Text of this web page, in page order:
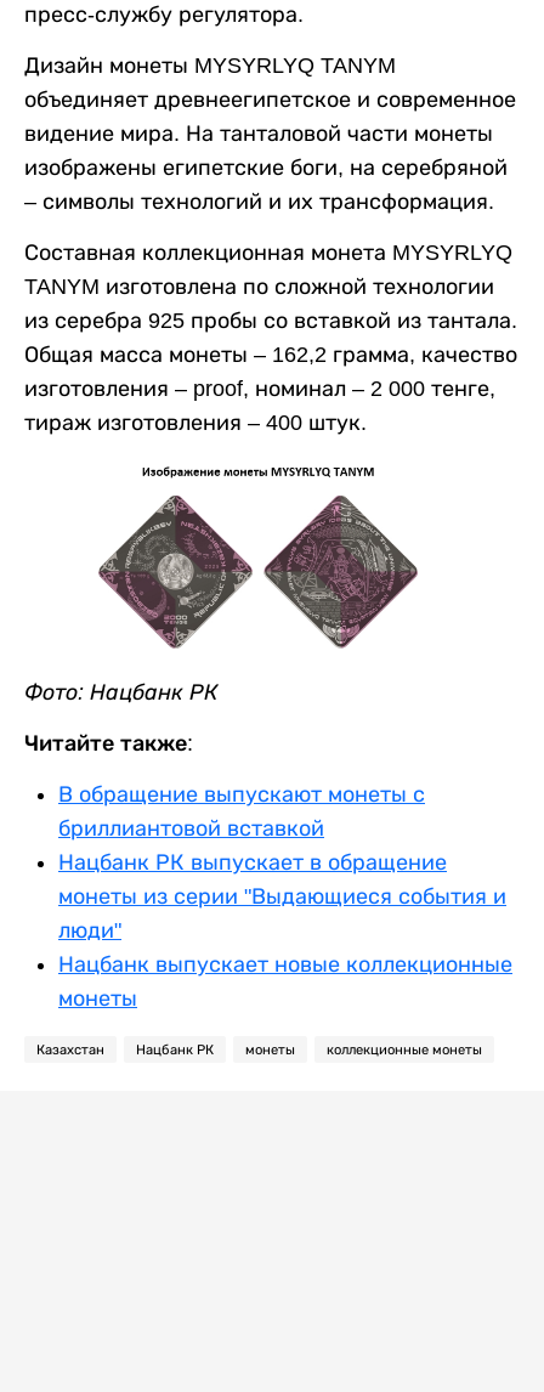
пресс-службу регулятора.
Дизайн монеты MYSYRLYQ TANYM
объединяет древнеегипетское и современное
видение мира. На танталовой части монеты
изображены египетские боги, на серебряной
– символы технологий и их трансформация.
Составная коллекционная монета MYSYRLYQ
TANYM изготовлена по сложной технологии
из серебра 925 пробы со вставкой из тантала.
Общая масса монеты – 162,2 грамма, качество
изготовления – proof, номинал – 2 000 тенге,
тираж изготовления – 400 штук.
Фото: Нацбанк РК
Читайте также:
В обращение выпускают монеты с
бриллиантовой вставкой
Нацбанк РК выпускает в обращение
монеты из серии "Выдающиеся события и
люди"
Нацбанк выпускает новые коллекционные
монеты
Казахстан Нацбанк РК монеты коллекционные монеты